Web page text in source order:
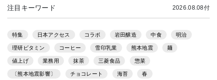
注目キーワード 2026.08.08付
特集 日本アクセス コラボ 岩田醸造 中食 明治
理研ビタミン コーヒー 雪印乳業 熊本地震 麺
値上げ 業務用 抹茶 三菱食品 惣菜
〔熊本地震影響〕 チョコレート 海苔 春